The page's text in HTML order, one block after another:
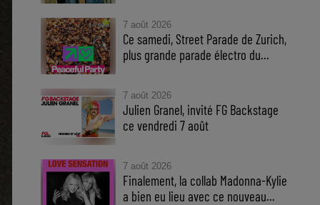
7 août 2026
Ce samedi, Street Parade de Zurich,
plus grande parade électro du...
7 août 2026
Julien Granel, invité FG Backstage
ce vendredi 7 août
7 août 2026
Finalement, la collab Madonna-Kylie
a bien eu lieu avec ce nouveau...